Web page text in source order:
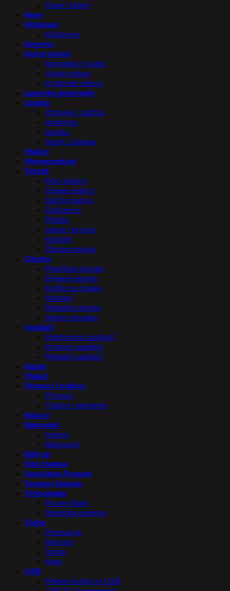
Kape i šalovi
Kese
Kišobrani
Kišobrani
Koverte
Kućni setovi
Keramika i staklo
Vinski setovi
Kuhinjski setovi
Lasersko graviranje
Lepota
Zdravlje i zaštita
Antistres
Lepota
Sport i zabava
Majice
Memorandum
Tekstil
Polo majice
Unisex majice
Dečije majice
Dukserice
Peškiri
Jakne i prsluci
Košulje
Ženske majice
Olovke
Plastične olovke
Drvene olovke
Kutije za olovke
Markeri
Metalne olovke
Setovi olovaka
Upaljači
Elektronski upaljači
Kremen upaljači
Metalni upaljači
Razno
Plakat
Privesci i trakice
Privesci
Trakice i elementi
Računi
Rokovnici
Notesi
Rokovnici
Roll-up
Sito štampa
Specijalna Ponuda
Tampon štampa
Tehnologija
Power Bank
Tehnička oprema
Torbe
Putovanje
Rančevi
Torbe
Kese
USB
Poklon kutije za USB